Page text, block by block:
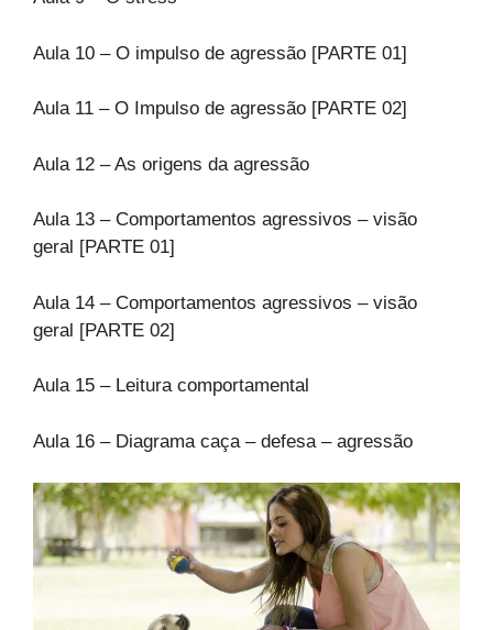
Aula 10 – O impulso de agressão [PARTE 01]
Aula 11 – O Impulso de agressão [PARTE 02]
Aula 12 – As origens da agressão
Aula 13 – Comportamentos agressivos – visão
geral [PARTE 01]
Aula 14 – Comportamentos agressivos – visão
geral [PARTE 02]
Aula 15 – Leitura comportamental
Aula 16 – Diagrama caça – defesa – agressão